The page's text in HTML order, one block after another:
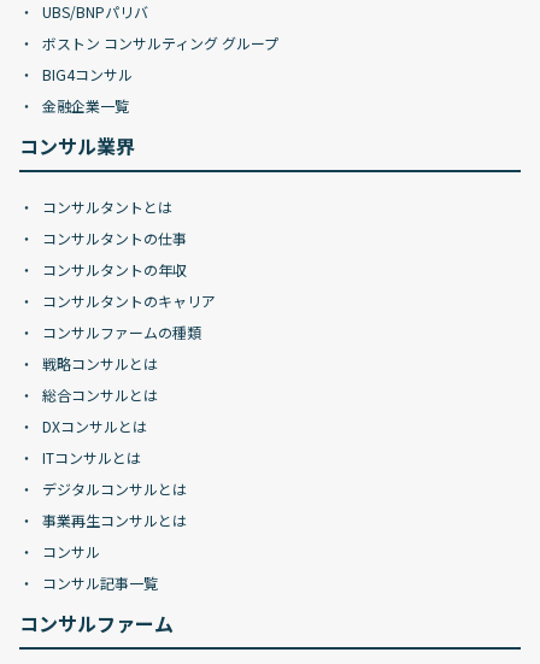
UBS/BNPパリバ
ボストン コンサルティング グループ
BIG4コンサル
金融企業一覧
コンサル業界
コンサルタントとは
コンサルタントの仕事
コンサルタントの年収
コンサルタントのキャリア
コンサルファームの種類
戦略コンサルとは
総合コンサルとは
DXコンサルとは
ITコンサルとは
デジタルコンサルとは
事業再生コンサルとは
コンサル
コンサル記事一覧
コンサルファーム